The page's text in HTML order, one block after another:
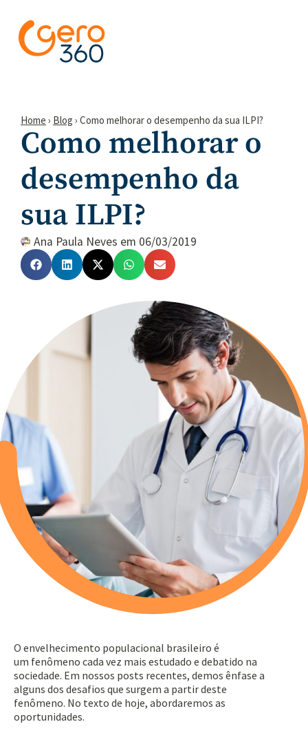
Home › Blog › Como melhorar o desempenho da sua ILPI?
Como melhorar o
desempenho da
sua ILPI?
Ana Paula Neves em 06/03/2019
O envelhecimento populacional brasileiro é
um fenômeno cada vez mais estudado e debatido na
sociedade. Em nossos posts recentes, demos ênfase a
alguns dos desafios que surgem a partir deste
fenômeno. No texto de hoje, abordaremos as
oportunidades.